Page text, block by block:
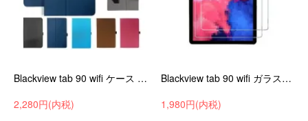
Blackview tab 90 wifi ケース 10.92インチ カバー PUレザー 手帳型 持ち手 ベルト バンド付き ペンホルダー付き 落下防止ベルト
2,280円(内税)
Blackview tab 90 wifi ガラスフィルム 10.92インチ 2枚入り 強化ガラス 液晶保護 強化ガラスシート 傷つき防止 HDフィルム ブラックビュー タブ90 wifi
1,980円(内税)